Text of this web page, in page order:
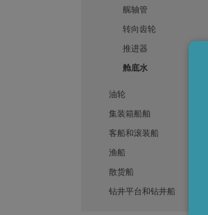
艉轴管
转向齿轮
推进器
舱底水
油轮
集装箱船舶
客船和滚装船
渔船
散货船
钻井平台和钻井船